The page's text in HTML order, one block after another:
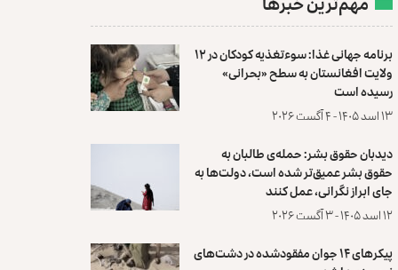
برنامه جهانی غذا: سوءتغذیه کودکان در ۱۲
ولایت افغانستان به سطح «بحرانی»
رسیده است
۱۳ اسد ۱۴۰۵ - ۴ آگست ۲۰۲۶
دیدبان حقوق بشر: حمله‌ی طالبان به
حقوق بشر عمیق‌تر شده است، دولت‌ها به
جای ابراز نگرانی، عمل کنند
۱۲ اسد ۱۴۰۵ - ۳ آگست ۲۰۲۶
پیکرهای ۱۴ جوان مفقودشده در دشت‌های